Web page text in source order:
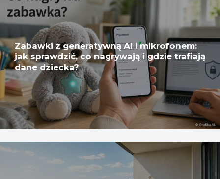
Zabawki z generatywną AI i mikrofonem:
jak sprawdzić, co nagrywają i gdzie trafiają
dane dziecka?